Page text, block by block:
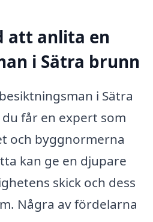
att anlita en
i Sätra brunn
i Sätra
får en expert som
och byggnormerna
kan ge en djupare
skick och dess
Några av fördelarna